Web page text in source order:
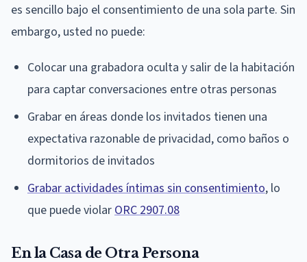
es sencillo bajo el consentimiento de una sola parte. Sin
embargo, usted no puede:
Colocar una grabadora oculta y salir de la habitación
para captar conversaciones entre otras personas
Grabar en áreas donde los invitados tienen una
expectativa razonable de privacidad, como baños o
dormitorios de invitados
Grabar actividades íntimas sin consentimiento, lo
que puede violar ORC 2907.08
En la Casa de Otra Persona